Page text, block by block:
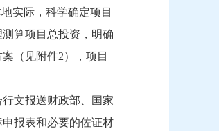
实际，科学确定项目
算项目总投资，明确
（见附件2），项目
文报送财政部、国家
报表和必要的佐证材